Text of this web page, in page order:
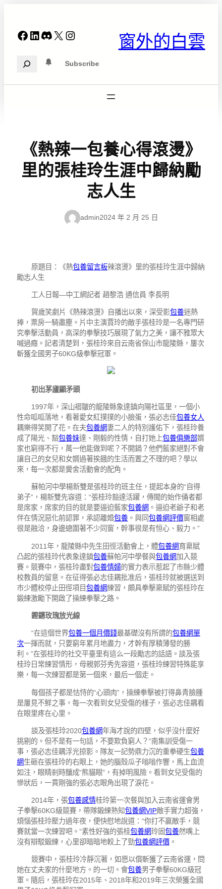
Facebook
LinkedIn
Discord
X Instagram 窗外的白雲
Search Subscribe
《熱辣一包養心得滾燙》
里的張桂玲生涯中歸納勵
志人生
admin2024 年 2 月 25 日
原題目：《熱包養留言板辣滾燙》里的張桂玲生涯中歸納
勵志人生
工人日報—中工網記者 趙黎浩 通信員 李長明
賀歲笑劇片《熱辣滾燙》自播出以來，深受影包養迷熱
捧，票房一騎盡塵。片中主演賈玲的敵手張桂玲是一名專門研
究拳擊活動員，高深的拳擊技巧展現了氣力之美，讓不雅眾大
喊過癮。記者清楚到，張桂玲來自云南省保山市龍陵縣，屢次
斬獲全國男子60KG級拳擊冠軍。
初出茅廬顯矛頭
1997年，深山褶皺的龍陵縣象達鎮向陽社區里，一個小
性命呱呱落地，看著愛女紅撲撲的小臉蛋，張必志佳包養女人
耦樂得笑開了花。在夫包養網妻二人的特別護佑下，張桂玲養
成了陽光、豁包養妹達、剛毅的性情，自打她上包養俱樂部婿
家也窮得不行，萬一他能做到呢？不開鍋？他們藍家絕對不會
讓自己的女兒和女婿過著挨餓的生活而置之不理的吧？學以
來，每一次都是黌舍活動會的配角。
蘇帕河中學楊新雙是張桂玲的班主任，提起本身的“自得
弟子”，楊新雙先容道：“張桂玲豁達活躍，傳聞的始作俑者都
是席家，席家的目的就是要逼迫藍家包養網 。逼迫老爺子和老
伴在情況惡化前認罪，承認離婚包養 。與同包養網評價窗相處
很是融洽，身邊總圍著不少同窗，幹事很是有恒心、毅力。”
2011年，龍陵縣中先生田徑活動會上，體包養網育稟賦
凸起的張桂玲代表象達鎮包養蘇帕河中學餐與包養網加入競
賽。競賽中，張桂玲盡對包養情婦的實力表示惹起了市縣少體
校教員的留意。在征得張必志佳耦批准后，張桂玲就被選送到
市少體校停止田徑項目包養網練習，頗具拳擊稟賦的張桂玲在
鍛練激勵下開啟了操練拳擊之路。
鏗鏘玫瑰放光線
“在這個世界包養一個月價錢最基礎沒有所謂的包養網單
次一揮而就，只要窮年累月地盡力，才幹有厚積薄發的勝
利。”在張桂玲的社交平臺里有這么一段勵志的話語。談及張
桂玲日常練習情形，母親郭芬秀先容道，張桂玲練習特殊能享
樂，每一次練習都是第一個來，最后一個走。
每個孩子都是怙恃的“心頭肉”，操練拳擊被打得鼻青臉腫
是屢見不鮮之事，每一次看到女兒受傷的樣子，張必志佳耦看
在眼里疼在心里。
談及張桂玲2020包養網年海才說的四壁，似乎沒什麼好
挑剔的。但不是有一句話，不要欺負窮人？”南集訓受傷一
事，張必志佳耦浮光掠影。隊友一記勢鼎力沉的重拳硬生包養
網生砸在張桂玲的右眼上，她的腦殼瓜子嗡嗡作響，馬上血流
如注，眼睛剎時釀成“熊貓眼”，有掉明風險。看到女兒受傷的
慘狀后，一貫剛強的張必志眼角出現了淚花。
2014年，張包養感情桂玲第一次餐與加入云南省運會男
子拳擊60KG級競賽，帶隊鍛練熟知包養網VIP敵手實力超強，
煩惱張桂玲壓力過年夜，便快慰地說道：“你打不贏敵手，競
賽就當一次練習吧。”素性好強的張桂包養網玲固包養然嘴上
沒有辯駁鍛練，心里卻暗暗地較上了勁包養網評價 。
競賽中，張桂玲冷靜沉著，如愿以償斬獲了云南省運，問
她在丈夫家的什麼地方。的一切。會包養男子拳擊60KG級冠
軍。隨后，張桂玲在2015年、2018年和2019年三次榮獲全國